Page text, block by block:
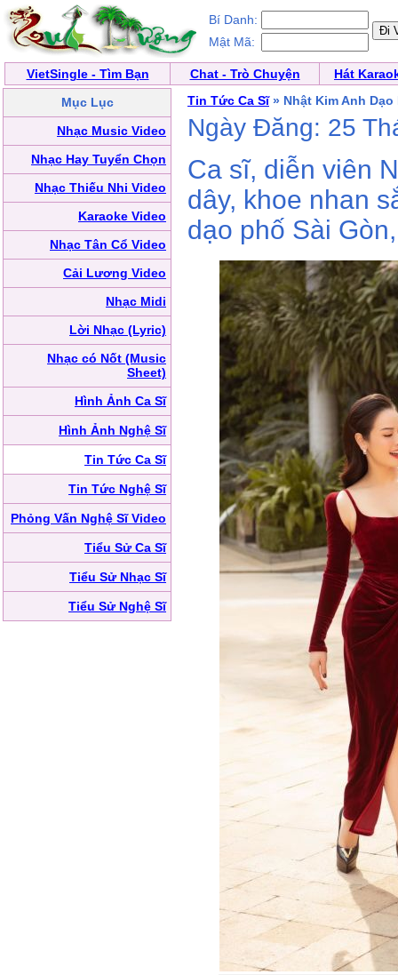
Bí Danh:
Mật Mã:
VietSingle - Tìm Bạn Chat - Trò Chuyện
Hát
Mục Lục
Nhạc Music Video
Nhạc Hay Tuyển Chọn
Nhạc Thiếu Nhi Video
Karaoke Video
Nhạc Tân Cổ Video
Cải Lương Video
Nhạc Midi
Lời Nhạc (Lyric)
Nhạc có Nốt (Music
Sheet)
Hình Ảnh Ca Sĩ
Hình Ảnh Nghệ Sĩ
Tin Tức Ca Sĩ
Tin Tức Nghệ Sĩ
Phỏng Vấn Nghệ Sĩ Video
Tiểu Sử Ca Sĩ
Tiểu Sử Nhạc Sĩ
Tiểu Sử Nghệ Sĩ
Tin Tức Ca Sĩ» Nhật Kim Anh Dạo
Ngày Đăng: 25
Ca sĩ, diễn viên
dây, khoe nhan
dạo phố Sài